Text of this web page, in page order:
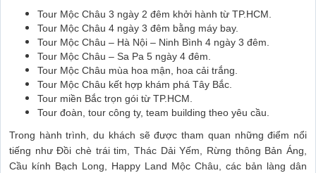
Tour Mộc Châu 3 ngày 2 đêm khởi hành từ TP.HCM.
Tour Mộc Châu 4 ngày 3 đêm bằng máy bay.
Tour Mộc Châu – Hà Nội – Ninh Bình 4 ngày 3 đêm.
Tour Mộc Châu – Sa Pa 5 ngày 4 đêm.
Tour Mộc Châu mùa hoa mận, hoa cải trắng.
Tour Mộc Châu kết hợp khám phá Tây Bắc.
Tour miền Bắc trọn gói từ TP.HCM.
Tour đoàn, tour công ty, team building theo yêu cầu.
Trong hành trình, du khách sẽ được tham quan những điểm nổi
tiếng như Đồi chè trái tim, Thác Dải Yếm, Rừng thông Bản Áng,
Cầu kính Bạch Long, Happy Land Mộc Châu, các bản làng dân